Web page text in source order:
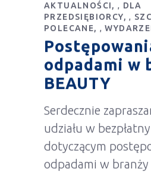
AKTUALNOŚCI
,
DLA
PRZEDSIĘBIORCY
,
POLECANE
,
odpadami w
BEAUTY
Serdecznie
udziału w
dotyczącym
odpadami w branży